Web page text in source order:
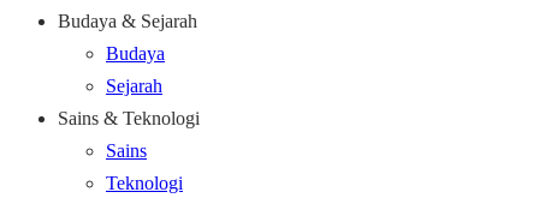
Budaya & Sejarah
Budaya
Sejarah
Sains & Teknologi
Sains
Teknologi